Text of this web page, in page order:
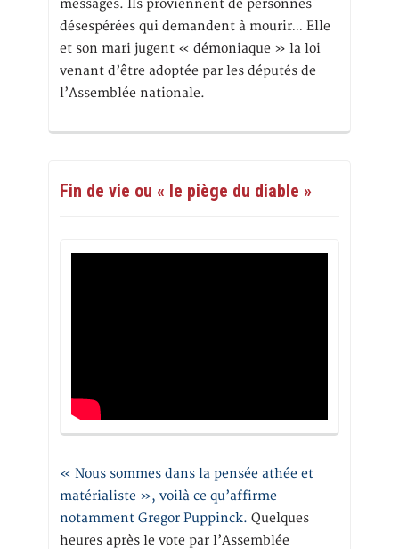
messages. Ils proviennent de personnes
désespérées qui demandent à mourir… Elle
et son mari jugent « démoniaque » la loi
venant d’être adoptée par les députés de
l’Assemblée nationale.
Fin de vie ou « le piège du diable »
« Nous sommes dans la pensée athée et
matérialiste », voilà ce qu’affirme
notamment Gregor Puppinck. Quelques
heures après le vote par l’Assemblée